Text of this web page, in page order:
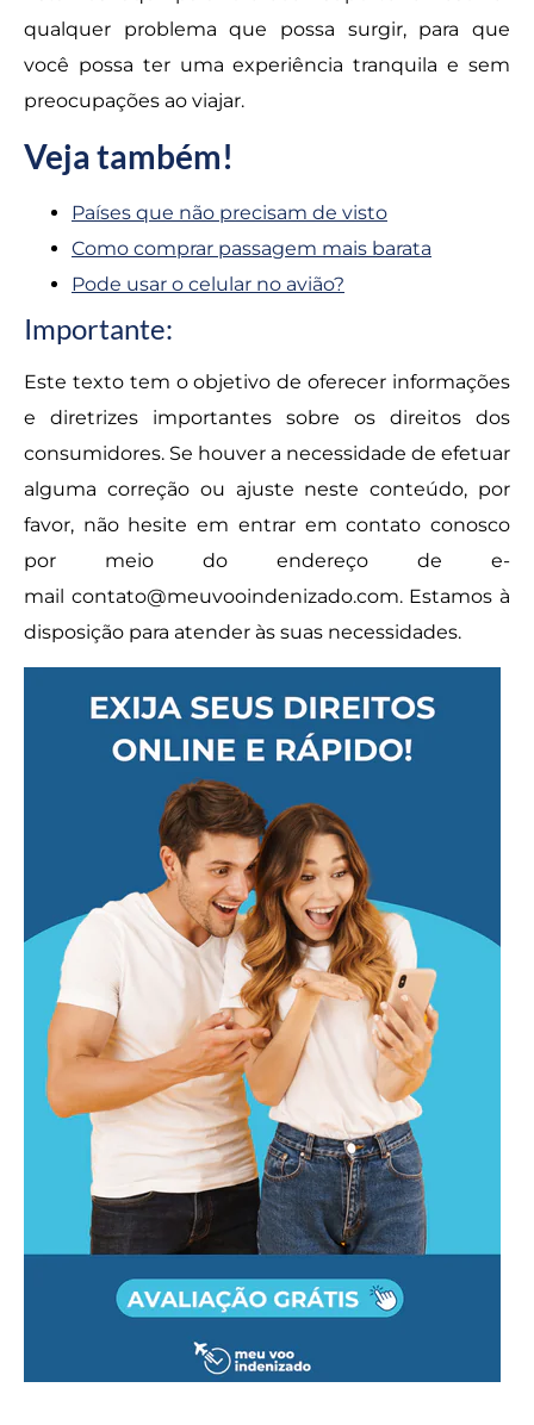
qualquer problema que possa surgir, para que
você possa ter uma experiência tranquila e sem
preocupações ao viajar.
Veja também!
Países que não precisam de visto
Como comprar passagem mais barata
Pode usar o celular no avião?
Importante:
Este texto tem o objetivo de oferecer informações
e diretrizes importantes sobre os direitos dos
consumidores. Se houver a necessidade de efetuar
alguma correção ou ajuste neste conteúdo, por
favor, não hesite em entrar em contato conosco
por meio do endereço de e-
mail contato@meuvooindenizado.com. Estamos à
disposição para atender às suas necessidades.